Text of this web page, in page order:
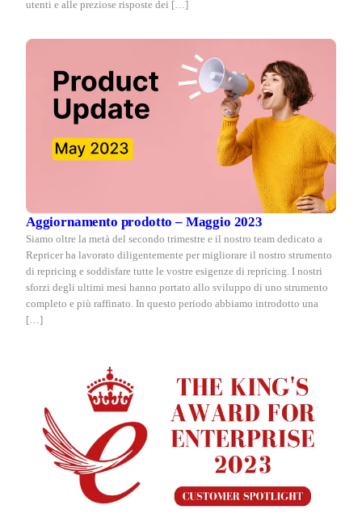
utenti e alle preziose risposte dei […]
Aggiornamento prodotto – Maggio 2023
Siamo oltre la metà del secondo trimestre e il nostro team dedicato a
Repricer ha lavorato diligentemente per migliorare il nostro strumento
di repricing e soddisfare tutte le vostre esigenze di repricing. I nostri
sforzi degli ultimi mesi hanno portato allo sviluppo di uno strumento
completo e più raffinato. In questo periodo abbiamo introdotto una
[…]